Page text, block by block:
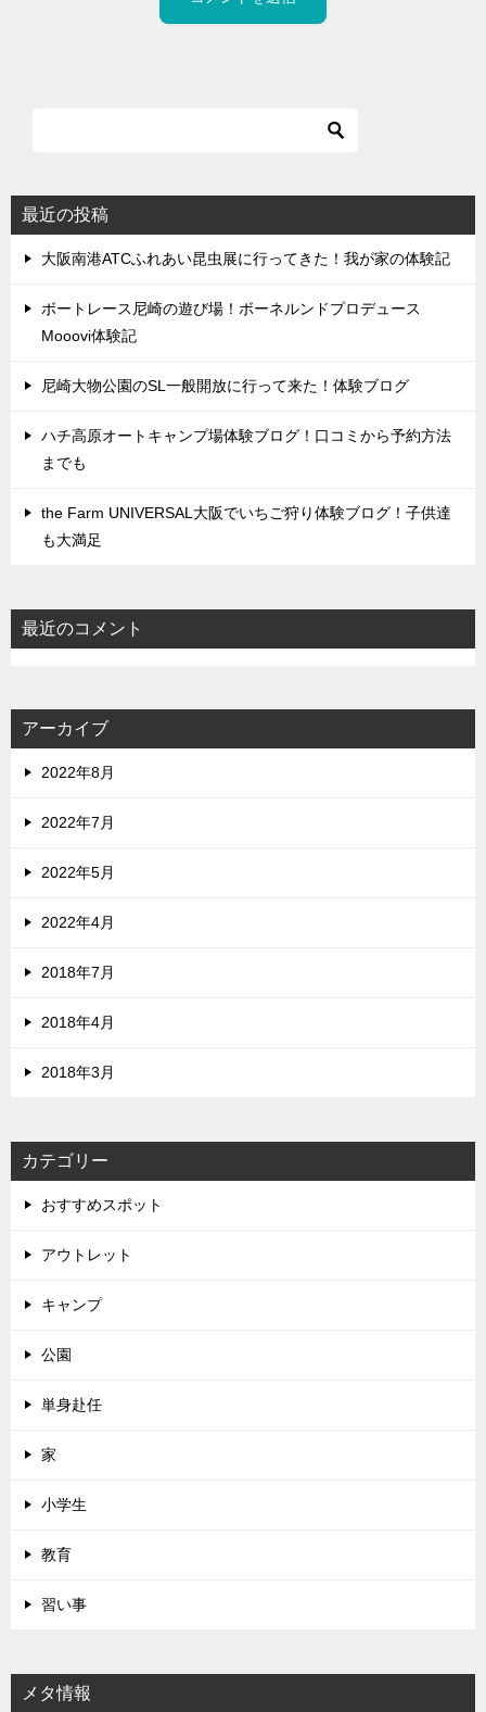
最近の投稿
大阪南港ATCふれあい昆虫展に行ってきた！我が家の体験記
ボートレース尼崎の遊び場！ボーネルンドプロデュース
Mooovi体験記
尼崎大物公園のSL一般開放に行って来た！体験ブログ
ハチ高原オートキャンプ場体験ブログ！口コミから予約方法
までも
the Farm UNIVERSAL大阪でいちご狩り体験ブログ！子供達
も大満足
最近のコメント
アーカイブ
2022年8月
2022年7月
2022年5月
2022年4月
2018年7月
2018年4月
2018年3月
カテゴリー
おすすめスポット
アウトレット
キャンプ
公園
単身赴任
家
小学生
教育
習い事
メタ情報